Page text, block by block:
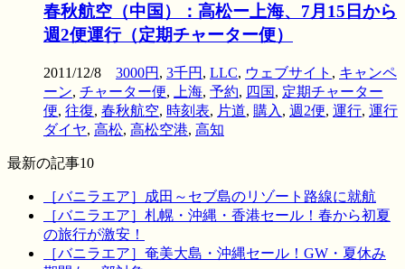
春秋航空（中国）：高松ー上海、7月15日から
週2便運行（定期チャーター便）
2011/12/8 3000円 , 3千円 , LLC, ウェブサイト , キャンペ
ーン, チャーター便, 上海, 予約, 四国, 定期チャーター
便, 往復, 春秋航空, 時刻表, 片道, 購入 , 週2便, 運行, 運行
ダイヤ, 高松, 高松空港, 高知
最新の記事10
［バニラエア］成田～セブ島のリゾート路線に就航
［バニラエア］札幌・沖縄・香港セール！春から初夏
の旅行が激安！
［バニラエア］奄美大島・沖縄セール！GW・夏休み